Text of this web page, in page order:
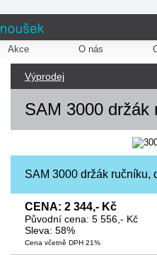
Akce O nás
Výprodej
SAM 3000 držák
SAM 3000 držák ručníku,
CENA: 2 344,- Kč
Původní cena: 5 556,- Kč
Sleva: 58%
Cena včetně DPH 21%